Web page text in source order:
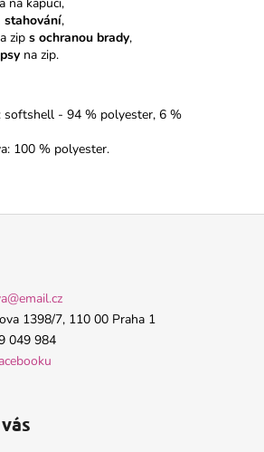
stahování,
zip s ochranou brady,
na zip.
softshell - 94 % polyester, 6 %
100 % polyester.
@email.cz
1398/7, 110 00 Praha 1
049 984